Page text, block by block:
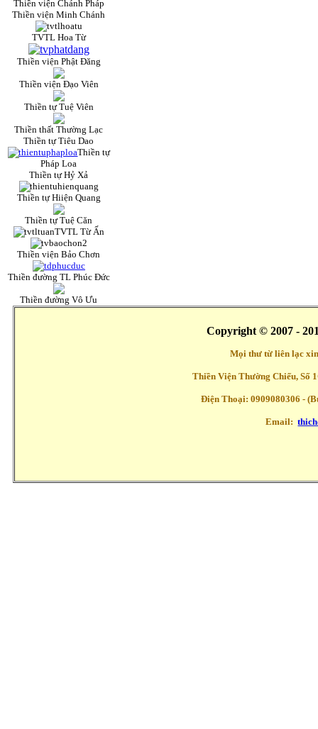
Thiền viện Chánh Pháp
Thiền viện Minh Chánh
TVTL Hoa Từ
Thiền viện Phật Đăng
Thiền viện Đạo Viên
Thiền tự Tuệ Viên
Thiền thất Thường Lạc
Thiền tự Tiêu Dao
Thiền tự
Pháp Loa
Thiền tự Hỷ Xả
Thiền tự Hiiện Quang
Thiền tự Tuệ Căn
TVTL Từ Ấn
Thiền viện Bảo Chơn
Thiền đường TL Phúc Đức
Thiền đường Vô Ưu
Copyright © 2007 -
Mọi thư từ liên lạc
Thiền Viện Thường Chiếu, Số
Điện Thoại: 0909080306 -
Email: